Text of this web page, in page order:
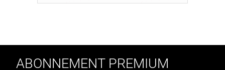
ABONNEMENT PREMIUM